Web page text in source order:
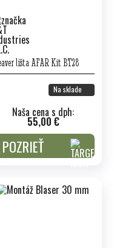
lišta AFAR Kit BT28
Na sklade
Naša cena s dph:
55,00 €
POZRIEŤ